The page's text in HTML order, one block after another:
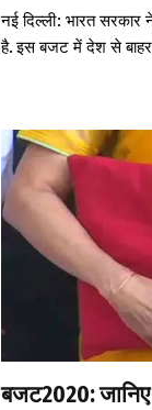
नई दिल्ली: भारत
है. इस बजट में देश से
बजट2020: जानिए